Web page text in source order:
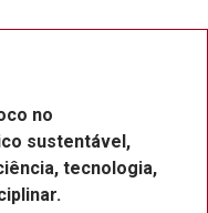
Projetos de extensão
Recife, com a
funcionários e
ou voluntários.